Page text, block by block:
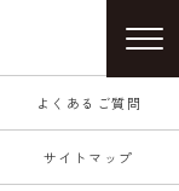
よくあるご質問
サイトマップ